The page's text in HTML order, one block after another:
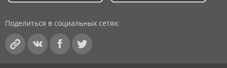
Поделиться в социальных сетях: